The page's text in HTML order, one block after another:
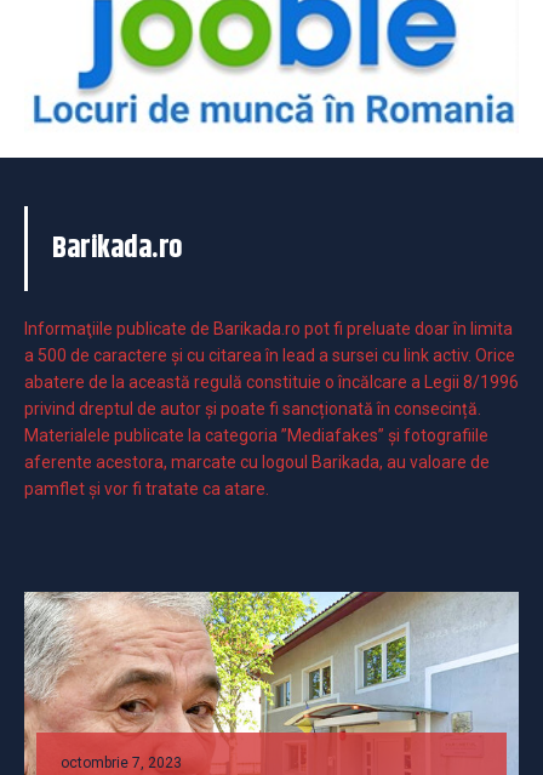
Barikada.ro
Informaţiile publicate de Barikada.ro pot fi preluate doar în limita
a 500 de caractere şi cu citarea în lead a sursei cu link activ. Orice
abatere de la această regulă constituie o încălcare a Legii 8/1996
privind dreptul de autor și poate fi sancționată în consecință.
Materialele publicate la categoria ”Mediafakes” și fotografiile
aferente acestora, marcate cu logoul Barikada, au valoare de
pamflet și vor fi tratate ca atare.
octombrie 7, 2023